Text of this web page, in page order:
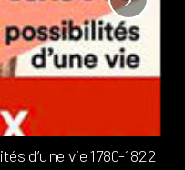
d’une vie 1780-1822